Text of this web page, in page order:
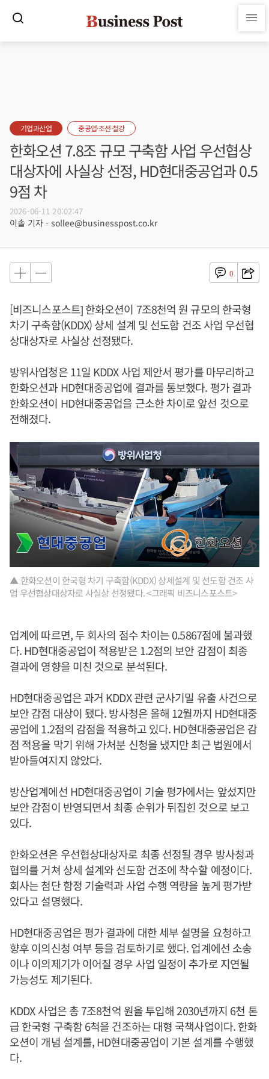
기업과산업 중공업·조선·철강
한화오션 7.8조 규모 구축함 사업 우선협상
대상자에 사실상 선정, HD현대중공업과 0.5
9점 차
2026-06-11 20:02:47
이솔 기자 - sollee@businesspost.co.kr
0
[비즈니스포스트] 한화오션이 7조8천억 원 규모의 한국형
차기 구축함(KDDX) 상세 설계 및 선도함 건조 사업 우선협
상대상자로 사실상 선정됐다.
방위사업청은 11일 KDDX 사업 제안서 평가를 마무리하고
한화오션과 HD현대중공업에 결과를 통보했다. 평가 결과
한화오션이 HD현대중공업을 근소한 차이로 앞선 것으로
전해졌다.
▲ 한화오션이 한국형 차기 구축함(KDDX) 상세설계 및 선도함 건조 사
업 우선협상대상자로 사실상 선정됐다. <그래픽 비즈니스포스트>
업계에 따르면, 두 회사의 점수 차이는 0.5867점에 불과했
다. HD현대중공업이 적용받은 1.2점의 보안 감점이 최종
결과에 영향을 미친 것으로 분석된다.
HD현대중공업은 과거 KDDX 관련 군사기밀 유출 사건으로
보안 감점 대상이 됐다. 방사청은 올해 12월까지 HD현대중
공업에 1.2점의 감점을 적용하고 있다. HD현대중공업은 감
점 적용을 막기 위해 가처분 신청을 냈지만 최근 법원에서
받아들여지지 않았다.
방산업계에선 HD현대중공업이 기술 평가에서는 앞섰지만
보안 감점이 반영되면서 최종 순위가 뒤집힌 것으로 보고
있다.
한화오션은 우선협상대상자로 최종 선정될 경우 방사청과
협의를 거쳐 상세 설계와 선도함 건조에 착수할 예정이다.
회사는 첨단 함정 기술력과 사업 수행 역량을 높게 평가받
았다고 설명했다.
HD현대중공업은 평가 결과에 대한 세부 설명을 요청하고
향후 이의신청 여부 등을 검토하기로 했다. 업계에선 소송
이나 이의제기가 이어질 경우 사업 일정이 추가로 지연될
가능성도 제기된다.
KDDX 사업은 총 7조8천억 원을 투입해 2030년까지 6천 톤
급 한국형 구축함 6척을 건조하는 대형 국책사업이다. 한화
오션이 개념 설계를, HD현대중공업이 기본 설계를 수행했
다.